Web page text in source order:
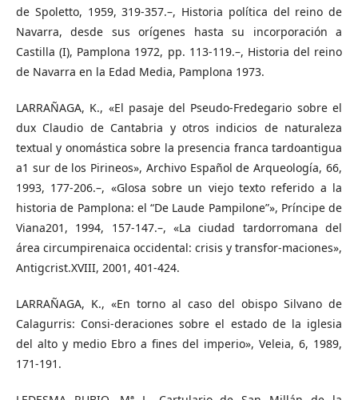
de Spoletto, 1959, 319-357.–, Historia política del reino de
Navarra, desde sus orígenes hasta su incorporación a
Castilla (I), Pamplona 1972, pp. 113-119.–, Historia del reino
de Navarra en la Edad Media, Pamplona 1973.
LARRAÑAGA, K., «El pasaje del Pseudo-Fredegario sobre el
dux Claudio de Cantabria y otros indicios de naturaleza
textual y onomástica sobre la presencia franca tardoantigua
a1 sur de los Pirineos», Archivo Español de Arqueología, 66,
1993, 177-206.–, «Glosa sobre un viejo texto referido a la
historia de Pamplona: el “De Laude Pampilone”», Príncipe de
Viana201, 1994, 157-147.–, «La ciudad tardorromana del
área circumpirenaica occidental: crisis y transfor-maciones»,
Antigcrist.XVIII, 2001, 401-424.
LARRAÑAGA, K., «En torno al caso del obispo Silvano de
Calagurris: Consi-deraciones sobre el estado de la iglesia
del alto y medio Ebro a fines del imperio», Veleia, 6, 1989,
171-191.